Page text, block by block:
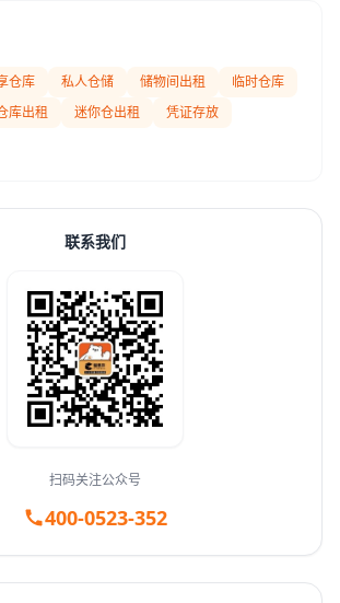
仓库 私人仓储 储物间出租
临时仓库
库出租 迷你仓出租
凭证存放
联系我们
扫码关注公众号
400-0523-352